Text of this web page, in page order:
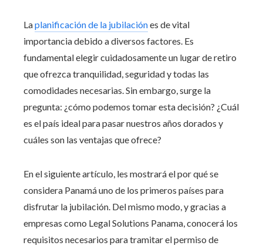
Laplanificación de la jubilaciónes de vital
importancia debido a diversos factores. Es
fundamental elegir cuidadosamente un lugar de retiro
que ofrezca tranquilidad, seguridad y todas las
comodidades necesarias. Sin embargo, surge la
pregunta: ¿cómo podemos tomar esta decisión? ¿Cuál
es el país ideal para pasar nuestros años dorados y
cuáles son las ventajas que ofrece?
En el siguiente artículo, les mostrará el por qué se
considera Panamá uno de los primeros países para
disfrutar la jubilación. Del mismo modo, y gracias a
empresas como Legal Solutions Panama , conocerá los
requisitos necesarios para tramitar el permiso de